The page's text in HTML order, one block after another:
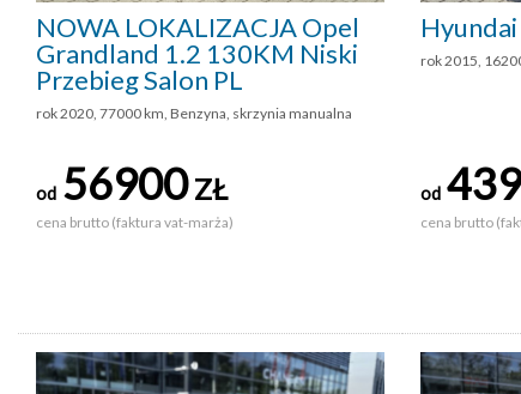
NOWA LOKALIZACJA Opel
Grandland 1.2 130KM Niski
Przebieg Salon PL
rok 2020, 77000 km, Benzyna, skrzynia manualna
od 56900ZŁ
cena brutto (faktura vat-marża)
rok 2015,
od
cena brutto